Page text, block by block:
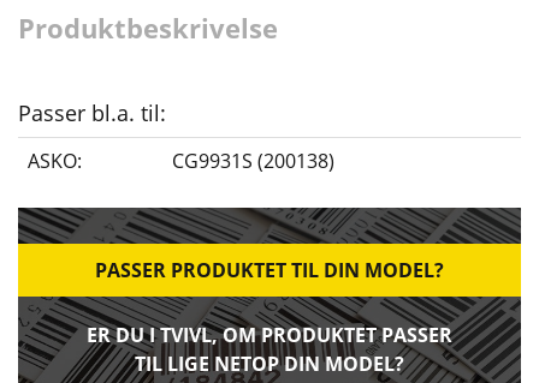
Produktbeskrivelse
Passer bl.a. til:
ASKO: CG9931S (200138)
PASSER PRODUKTET TIL DIN MODEL?
ER DU I TVIVL, OM PRODUKTET PASSER
TIL LIGE NETOP DIN MODEL?